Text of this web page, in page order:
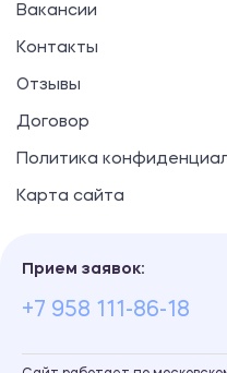
Вакансии
Контакты
Отзывы
Договор
Политика
Карта сайта
Прием заявок:
+7 958 111-86-18